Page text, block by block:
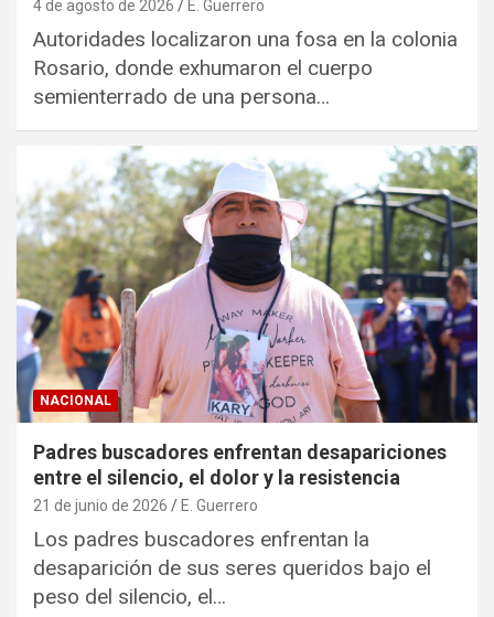
4 de agosto de 2026 E. Guerrero
Autoridades localizaron una fosa en la colonia
Rosario, donde exhumaron el cuerpo
semienterrado de una persona…
NACIONAL
Padres buscadores enfrentan desapariciones
entre el silencio, el dolor y la resistencia
21 de junio de 2026 E. Guerrero
Los padres buscadores enfrentan la
desaparición de sus seres queridos bajo el
peso del silencio, el…